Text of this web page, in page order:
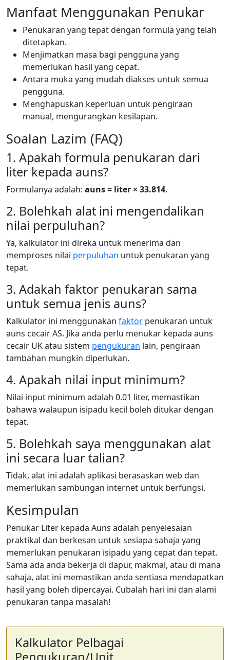
Manfaat Menggunakan Penukar
Penukaran yang tepat dengan formula yang telah
ditetapkan.
Menjimatkan masa bagi pengguna yang
memerlukan hasil yang cepat.
Antara muka yang mudah diakses untuk semua
pengguna.
Menghapuskan keperluan untuk pengiraan
manual, mengurangkan kesilapan.
Soalan Lazim (FAQ)
1. Apakah formula penukaran dari
liter kepada auns?
Formulanya adalah: auns = liter × 33.814.
2. Bolehkah alat ini mengendalikan
nilai perpuluhan?
Ya, kalkulator ini direka untuk menerima dan
memproses nilai perpuluhan untuk penukaran yang
tepat.
3. Adakah faktor penukaran sama
untuk semua jenis auns?
Kalkulator ini menggunakan faktor penukaran untuk
auns cecair AS. Jika anda perlu menukar kepada auns
cecair UK atau sistem pengukuran lain, pengiraan
tambahan mungkin diperlukan.
4. Apakah nilai input minimum?
Nilai input minimum adalah 0.01 liter, memastikan
bahawa walaupun isipadu kecil boleh ditukar dengan
tepat.
5. Bolehkah saya menggunakan alat
ini secara luar talian?
Tidak, alat ini adalah aplikasi berasaskan web dan
memerlukan sambungan internet untuk berfungsi.
Kesimpulan
Penukar Liter kepada Auns adalah penyelesaian
praktikal dan berkesan untuk sesiapa sahaja yang
memerlukan penukaran isipadu yang cepat dan tepat.
Sama ada anda bekerja di dapur, makmal, atau di mana
sahaja, alat ini memastikan anda sentiasa mendapatkan
hasil yang boleh dipercayai. Cubalah hari ini dan alami
penukaran tanpa masalah!
Kalkulator Pelbagai